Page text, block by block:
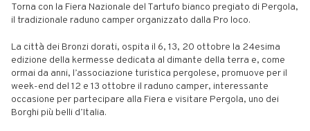
Torna con la Fiera Nazionale del Tartufo bianco pregiato di Pergola,
il tradizionale raduno camper organizzato dalla Pro loco.
La città dei Bronzi dorati, ospita il 6, 13, 20 ottobre la 24esima
edizione della kermesse dedicata al dimante della terra e, come
ormai da anni, l’associazione turistica pergolese, promuove per il
week-end del 12 e 13 ottobre il raduno camper, interessante
occasione per partecipare alla Fiera e visitare Pergola, uno dei
Borghi più belli d’Italia.